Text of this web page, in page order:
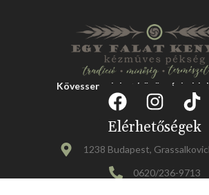
Kövessen minket közösségi
Elérhetőségek
1238 Budapest,
0620/236-9713